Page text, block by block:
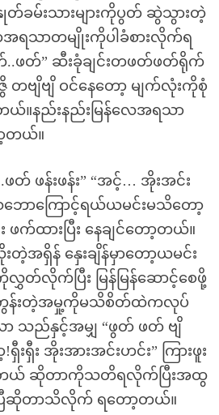
းသားများကိုပွတ် ဆွဲသွားတဲ့
အရသာတမျိုးကိုပါခံစားလိုက်ရ
ဖတ်” ဆီးခုံချင်းတဖတ်ဖတ်ရိုက်
ဗျိဗျိ ဝင်နေတော့ မျက်လုံးကိုစုံ
ယ်။နည်းနည်းမြန်လေအရသာ
တယ်။
ဖန်းဖန်း” “အင့်… အိုးအင်း
ာကြောင့်ရယ်ယမင်းမသိတော့
ဖက်ထားပြီး နေချင်တော့တယ်။
အရှိန် နှေးချိန်မှာတော့ယမင်း
လွှတ်လိုက်ပြီး မြန်မြန်ဆောင့်စေဖို့
တွန်းတဲ့အမှု့ကိုမသိစိတ်ထဲကလုပ်
န်လာ သည်နှင့်အမျှ “ဖွတ် ဖတ် ဗျိ
!ရှီးရှီး အိုးအားအင်းဟင်း” ကြားဖူး
းတယ် ဆိုတာကိုသတိရလိုက်ပြီးအထွ
ြီဆိုတာသိလိုက် ရတော့တယ်။